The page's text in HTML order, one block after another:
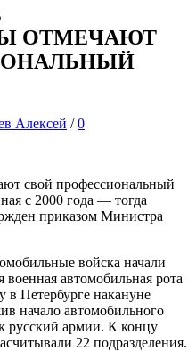
ОТМЕЧАЮТ
Алексей / 0
свой профессиональный
с 2000 года — тогда
приказом Министра
войска начали
военная автомобильная рота
в Петербурге накануне
начало автомобильного
русский армии. К концу
22 подразделения.